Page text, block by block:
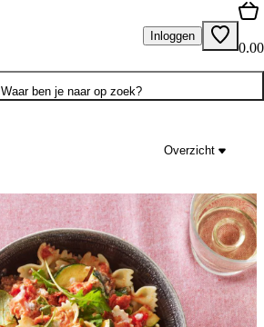
Inloggen
0.00
Waar ben je naar op zoek?
Overzicht